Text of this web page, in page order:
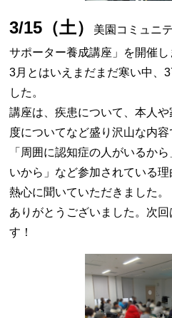
3/15（土）
美園コミュニ
サポーター養成講座」を開催し
3月とはいえまだまだ寒い中、
した。
講座は、疾患について、本人
度についてなど盛り沢山な内容
「周囲に認知症の人がいるか
いから」など参加されている理
熱心に聞いていただきました。
ありがとうございました。次
す！